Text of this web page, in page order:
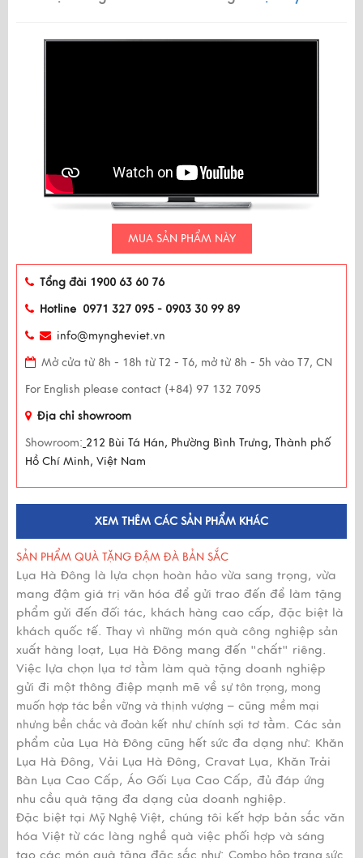
MUA SẢN PHẨM NÀY
Tổng đài 1900 63 60 76
Hotline 0971 327 095 - 0903 30 99 89
info@myngheviet.vn
Mở cửa từ 8h - 18h từ T2 - T6, mở từ 8h - 5h vào T7, CN
For English please contact (+84) 97 132 7095
Địa chỉ showroom
Showroom: 212 Bùi Tá Hán, Phường Bình Trưng, Thành phố
Hồ Chí Minh, Việt Nam
XEM THÊM CÁC SẢN PHẨM KHÁC
SẢN PHẨM QUÀ TẶNG ĐẬM ĐÀ BẢN SẮC
Lụa Hà Đông là lựa chọn hoàn hảo vừa sang trọng, vừa
mang đậm giá trị văn hóa để gửi trao đến để làm tặng
phẩm gửi đến đối tác, khách hàng cao cấp, đặc biệt là
khách quốc tế. Thay vì những món quà công nghiệp sản
xuất hàng loạt, Lụa Hà Đông mang đến "chất" riêng.
Việc lựa chọn lụa tơ tằm làm quà tặng doanh nghiệp
gửi đi một thông điệp mạnh mẽ về sự tôn trọng, mong
muốn hợp tác bền vững và thịnh vượng – cũng mềm mại
nhưng bền chắc và đoàn kết như chính sợi tơ tằm. Các sản
phẩm của Lụa Hà Đông cũng hết sức đa dạng như: Khăn
Lụa Hà Đông, Vải Lụa Hà Đông, Cravat Lụa, Khăn Trải
Bàn Lụa Cao Cấp, Áo Gối Lụa Cao Cấp, đủ đáp ứng
nhu cầu quà tặng đa dạng của doanh nghiệp.
Đặc biệt tại Mỹ Nghệ Việt, chúng tôi kết hợp bản sắc văn
hóa Việt từ các làng nghề quà việc phối hợp và sáng
tạo các món quà tặng đặc sắc như: